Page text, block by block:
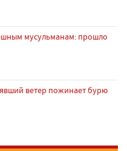
мусульманам: прошло
ветер пожинает бурю